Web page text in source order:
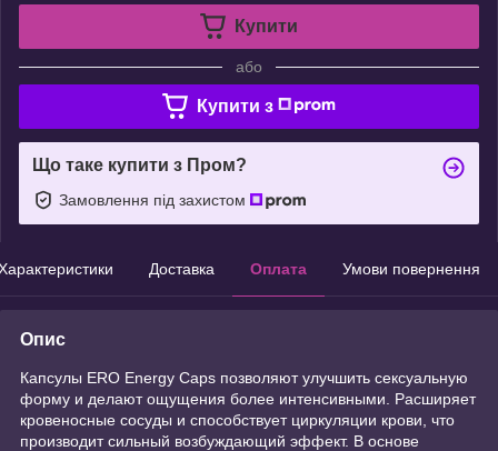
Купити
або
Купити з
Що таке купити з Пром?
Замовлення під захистом
Доставка Оплата Умови повернення
Опис
Капсулы ERO Energy Caps позволяют улучшить сексуальную
форму и делают ощущения более интенсивными. Расширяет
кровеносные сосуды и способствует циркуляции крови, что
производит сильный возбуждающий эффект. В основе